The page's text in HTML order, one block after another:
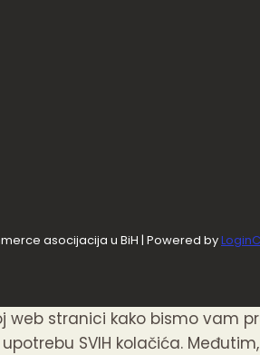
asocijacija u BiH | Powered by
web stranici kako bismo vam
SVIH kolačića.